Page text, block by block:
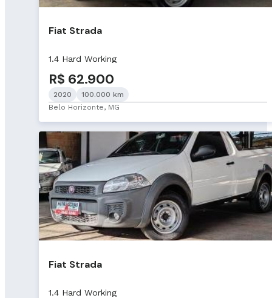
Fiat Strada
1.4 Hard Working
R$ 62.900
2020
100.000 km
Belo Horizonte, MG
Fiat Strada
1.4 Hard Working